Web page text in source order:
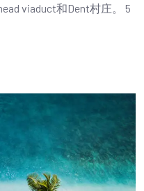
viaduct和Dent村庄。 5